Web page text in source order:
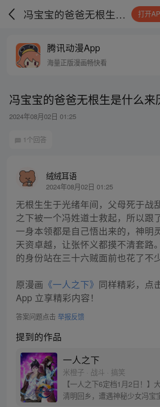
冯宝宝的爸爸无根生是什么来历 打开
腾讯动漫App
海量正版漫画畅快看
冯宝宝的爸爸无根生是什么来
2024年08月02日 01:25
1个回答
绒绒耳语
2024年08月02日 01:25
无根生生于光绪年间，父母死于战
之下被一个冯姓道士救起，所以跟
一身本领都是自己悟出来的，神明
天资卓越，让张怀义都摸不清套路
的身份站在三十六贼面前也花了不
原漫画 《一人之下》 同样精彩，点
App 立享精彩内容！
答案问题点击 举报反馈
提到的作品
一人之下
米橙子 · 战斗 · 搞笑
【一人之下6定档1月2日！】
清明回乡，遭遇神秘少女冯宝